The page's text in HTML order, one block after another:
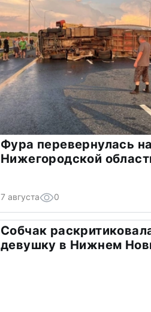
Фура перевернулась
Нижегородской
7 августа 0
Собчак
девушку в Нижнем